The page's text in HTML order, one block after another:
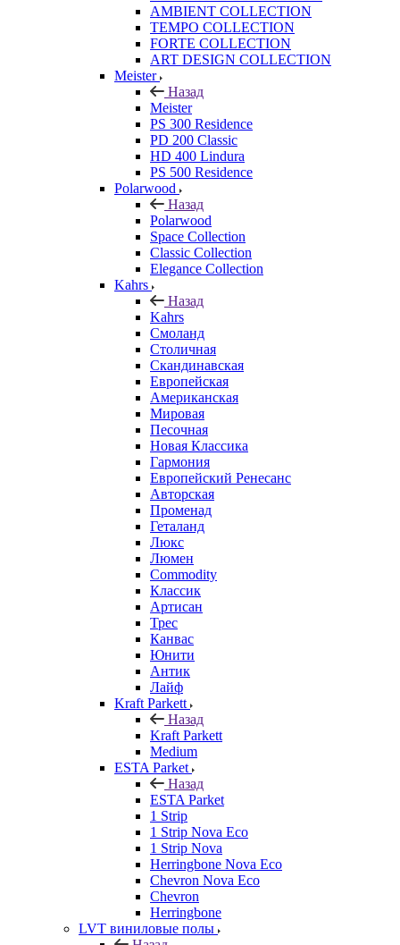
AMBIENT COLLECTION
TEMPO COLLECTION
FORTE COLLECTION
ART DESIGN COLLECTION
Meister
Назад
Meister
PS 300 Residence
PD 200 Classic
HD 400 Lindura
PS 500 Residence
Polarwood
Назад
Polarwood
Space Collection
Classic Collection
Elegance Collection
Kahrs
Назад
Kahrs
Смоланд
Столичная
Скандинавская
Европейская
Американская
Мировая
Песочная
Новая Классика
Гармония
Европейский Ренесанс
Авторская
Променад
Геталанд
Люкс
Люмен
Commodity
Классик
Артисан
Трес
Канвас
Юнити
Антик
Лайф
Kraft Parkett
Назад
Kraft Parkett
Medium
ESTA Parket
Назад
ESTA Parket
1 Strip
1 Strip Nova Eco
1 Strip Nova
Herringbone Nova Eco
Chevron Nova Eco
Chevron
Herringbone
LVT виниловые полы